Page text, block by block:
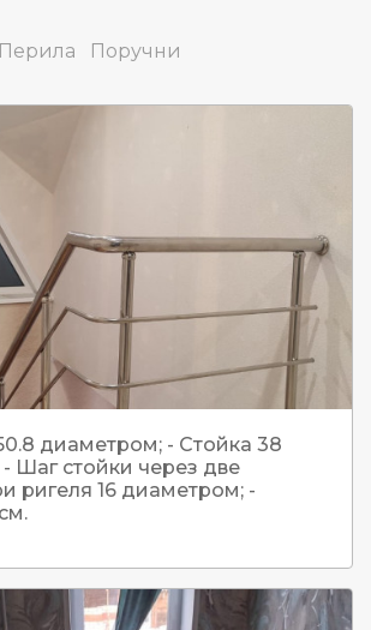
Перила Поручни
диаметром; - Стойка 38
Шаг стойки через две
ригеля 16 диаметром; -